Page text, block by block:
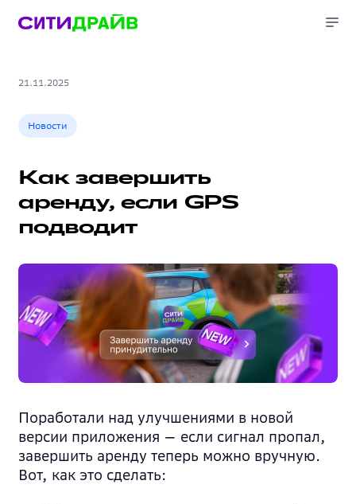
21.11.2025
Новости
Как завершить
аренду, если GPS
подводит
Поработали над улучшениями в новой
версии приложения — если сигнал пропал,
завершить аренду теперь можно вручную.
Вот, как это сделать: